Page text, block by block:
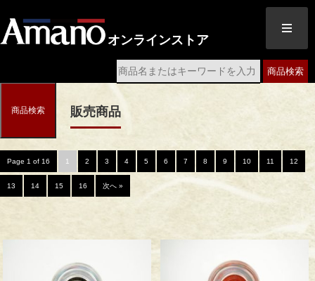
商品検索
オンラインストア
商品検索 販売商品
Page 1 of 16 1 2 3 4 5 6 7 8 9 10 11 12
13 14 15 16 次へ »